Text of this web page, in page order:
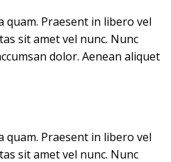
Praesent in libero vel
sit amet vel nunc. Nunc
dolor. Aenean aliquet
Praesent in libero vel
sit amet vel nunc. Nunc